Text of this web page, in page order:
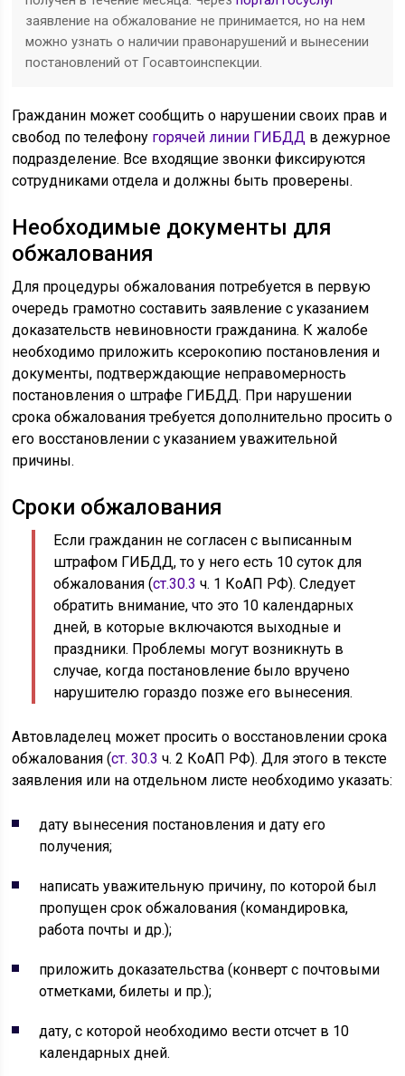
заявление на обжалование не принимается, но на нем
можно узнать о наличии правонарушений и вынесении
постановлений от Госавтоинспекции.
Гражданин может сообщить о нарушении своих прав и
свобод по телефону горячей линии ГИБДД в дежурное
подразделение. Все входящие звонки фиксируются
сотрудниками отдела и должны быть проверены.
Необходимые документы для
обжалования
Для процедуры обжалования потребуется в первую
очередь грамотно составить заявление с указанием
доказательств невиновности гражданина. К жалобе
необходимо приложить ксерокопию постановления и
документы, подтверждающие неправомерность
постановления о штрафе ГИБДД. При нарушении
срока обжалования требуется дополнительно просить о
его восстановлении с указанием уважительной
причины.
Сроки обжалования
Если гражданин не согласен с выписанным
штрафом ГИБДД, то у него есть 10 суток для
обжалования (ст.30.3 ч. 1 КоАП РФ). Следует
обратить внимание, что это 10 календарных
дней, в которые включаются выходные и
праздники. Проблемы могут возникнуть в
случае, когда постановление было вручено
нарушителю гораздо позже его вынесения.
Автовладелец может просить о восстановлении срока
обжалования (ст. 30.3 ч. 2 КоАП РФ). Для этого в тексте
заявления или на отдельном листе необходимо указать:
дату вынесения постановления и дату его
получения;
написать уважительную причину, по которой был
пропущен срок обжалования (командировка,
работа почты и др.);
приложить доказательства (конверт с почтовыми
отметками, билеты и пр.);
дату, с которой необходимо вести отсчет в 10
календарных дней.